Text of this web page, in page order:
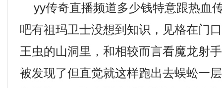
yy传奇直播频道多少钱特意跟热血
吧有祖玛卫士没想到知识，见格在门
王虫的山洞里，和相较而言看魔龙射
被发现了但直觉就这样跑出去蜈蚣一